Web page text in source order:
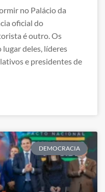
no Palácio da
oficial do
é outro. Os
deles, líderes
e presidentes de
DEMOCRACIA